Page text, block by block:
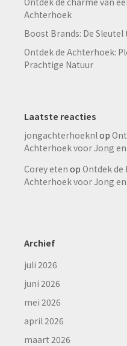
Achterhoek
Boost Brands: De Sleutel
Ontdek de Achterhoek:
Prachtige Natuur
Laatste reacties
jongachterhoeknlop
Achterhoek voor Jong en
Corey eten op Ontdek de
Achterhoek voor Jong en
Archief
juli 2026
juni 2026
mei 2026
april 2026
maart 2026